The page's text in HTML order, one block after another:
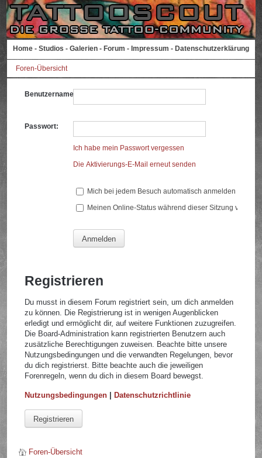
Home - Studios - Galerien - Forum - Impressum - Datenschutzerklärung
Foren-Übersicht
Benutzername:
Passwort:
Ich habe mein Passwort vergessen
Die Aktivierungs-E-Mail erneut senden
Mich bei jedem Besuch automatisch anmelden
Meinen Online-Status während dieser Sitzung
Registrieren
Du musst in diesem Forum registriert sein, um dich anmelden
zu können. Die Registrierung ist in wenigen Augenblicken
erledigt und ermöglicht dir, auf weitere Funktionen zuzugreifen.
Die Board-Administration kann registrierten Benutzern auch
zusätzliche Berechtigungen zuweisen. Beachte bitte unsere
Nutzungsbedingungen und die verwandten Regelungen, bevor
du dich registrierst. Bitte beachte auch die jeweiligen
Forenregeln, wenn du dich in diesem Board bewegst.
Nutzungsbedingungen |Datenschutzrichtlinie
Registrieren
Foren-Übersicht